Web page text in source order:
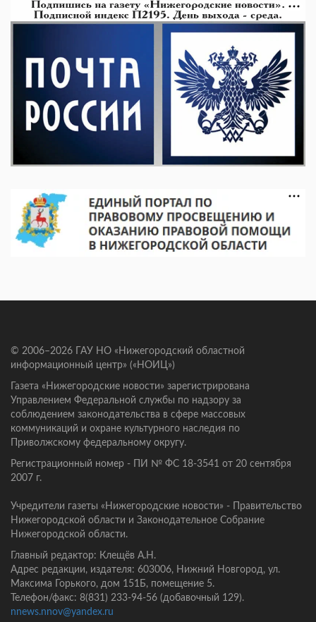
© 2006–2026 ГАУ НО «Нижегородский областной
информационный центр» («НОИЦ»)
Газета «Нижегородские новости» зарегистрирована
Управлением Федеральной службы по надзору за
соблюдением законодательства в сфере массовых
коммуникаций и охране культурного наследия по
Приволжскому федеральному округу.
Регистрационный номер - ПИ № ФС 18-3541 от 20 сентября
2007 г.
Учредители газеты «Нижегородские новости» - Правительство
Нижегородской области и Законодательное Собрание
Нижегородской области.
Главный редактор: Клещёв А.Н.
Адрес редакции, издателя: 603006, Нижний Новгород, ул.
Максима Горького, дом 151Б, помещение 5.
Телефон/факс: 8(831) 233-94-56 (добавочный 129).
nnews.nnov@yandex.ru